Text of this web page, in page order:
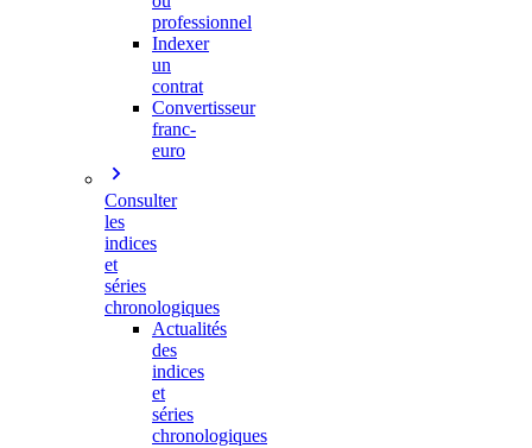
professionnel
Indexer
un
contrat
Convertisseur
franc-
euro
Consulter
les
indices
et
séries
chronologiques
Actualités
des
indices
et
séries
chronologiques